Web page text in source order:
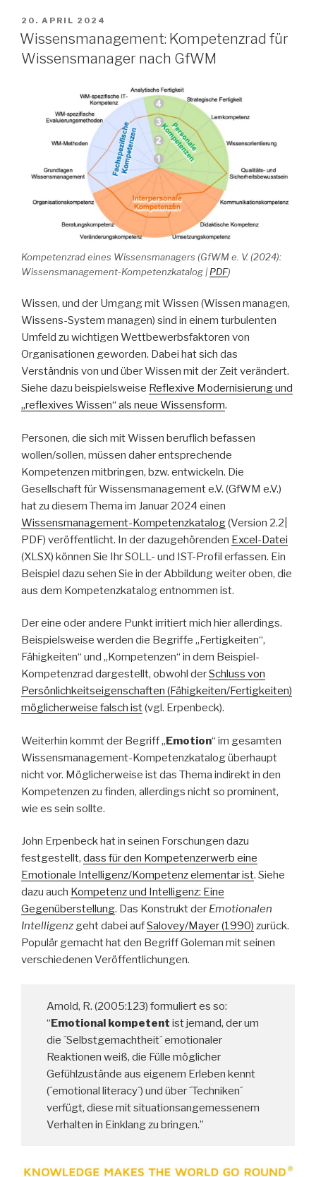
VERÖFFENTLICHT
AM
20. APRIL 2024
Wissensmanagement: Kompetenzrad für
Wissensmanager nach GfWM
Kompetenzrad eines Wissensmanagers (GfWM e. V. (2024):
Wissensmanagement-Kompetenzkatalog | PDF)
Wissen, und der Umgang mit Wissen (Wissen managen,
Wissens-System managen) sind in einem turbulenten
Umfeld zu wichtigen Wettbewerbsfaktoren von
Organisationen geworden. Dabei hat sich das
Verständnis von und über Wissen mit der Zeit verändert.
Siehe dazu beispielsweise Reflexive Modernisierung und
„reflexives Wissen“ als neue Wissensform.
Personen, die sich mit Wissen beruflich befassen
wollen/sollen, müssen daher entsprechende
Kompetenzen mitbringen, bzw. entwickeln. Die
Gesellschaft für Wissensmanagement e.V. (GfWM e.V.)
hat zu diesem Thema im Januar 2024 einen
Wissensmanagement-Kompetenzkatalog(Version 2.2|
PDF) veröffentlicht. In der dazugehörenden Excel-Datei
(XLSX) können Sie Ihr SOLL- und IST-Profil erfassen. Ein
Beispiel dazu sehen Sie in der Abbildung weiter oben, die
aus dem Kompetenzkatalog entnommen ist.
Der eine oder andere Punkt irritiert mich hier allerdings.
Beispielsweise werden die Begriffe „Fertigkeiten“,
Fähigkeiten“ und „Kompetenzen“ in dem Beispiel-
Kompetenzrad dargestellt, obwohl derSchluss von
Persönlichkeitseigenschaften (Fähigkeiten/Fertigkeiten)
möglicherweise falsch ist(vgl. Erpenbeck).
Weiterhin kommt der Begriff „Emotion“ im gesamten
Wissensmanagement-Kompetenzkatalog überhaupt
nicht vor. Möglicherweise ist das Thema indirekt in den
Kompetenzen zu finden, allerdings nicht so prominent,
wie es sein sollte.
John Erpenbeck hat in seinen Forschungen dazu
festgestellt, dass für den Kompetenzerwerb eine
Emotionale Intelligenz/Kompetenz elementar ist. Siehe
dazu auch Kompetenz und Intelligenz: Eine
Gegenüberstellung. Das Konstrukt der Emotionalen
Intelligenz geht dabei aufSalovey/Mayer (1990) zurück.
Populär gemacht hat den Begriff Goleman mit seinen
verschiedenen Veröffentlichungen.
Arnold, R. (2005:123) formuliert es so:
“Emotional kompetent ist jemand, der um
die ´Selbstgemachtheit´ emotionaler
Reaktionen weiß, die Fülle möglicher
Gefühlzustände aus eigenem Erleben kennt
(´emotional literacy´) und über ´Techniken´
verfügt, diese mit situationsangemessenem
Verhalten in Einklang zu bringen.”